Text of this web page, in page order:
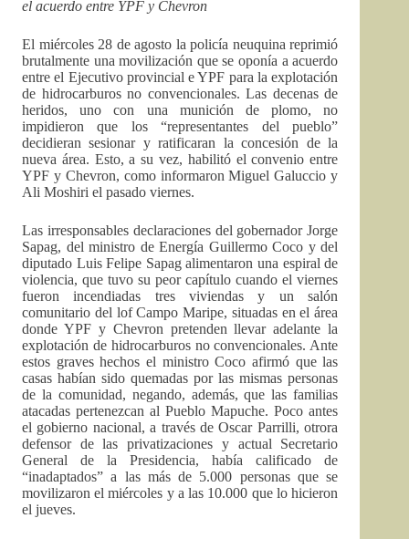
el acuerdo entre YPF y Chevron
El miércoles 28 de agosto la policía neuquina reprimió
brutalmente una movilización que se oponía a acuerdo
entre el Ejecutivo provincial e YPF para la explotación
de hidrocarburos no convencionales. Las decenas de
heridos, uno con una munición de plomo, no
impidieron que los “representantes del pueblo”
decidieran sesionar y ratificaran la concesión de la
nueva área. Esto, a su vez, habilitó el convenio entre
YPF y Chevron, como informaron Miguel Galuccio y
Ali Moshiri el pasado viernes.
Las irresponsables declaraciones del gobernador Jorge
Sapag, del ministro de Energía Guillermo Coco y del
diputado Luis Felipe Sapag alimentaron una espiral de
violencia, que tuvo su peor capítulo cuando el viernes
fueron incendiadas tres viviendas y un salón
comunitario del lof Campo Maripe, situadas en el área
donde YPF y Chevron pretenden llevar adelante la
explotación de hidrocarburos no convencionales. Ante
estos graves hechos el ministro Coco afirmó que las
casas habían sido quemadas por las mismas personas
de la comunidad, negando, además, que las familias
atacadas pertenezcan al Pueblo Mapuche. Poco antes
el gobierno nacional, a través de Oscar Parrilli, otrora
defensor de las privatizaciones y actual Secretario
General de la Presidencia, había calificado de
“inadaptados” a las más de 5.000 personas que se
movilizaron el miércoles y a las 10.000 que lo hicieron
el jueves.